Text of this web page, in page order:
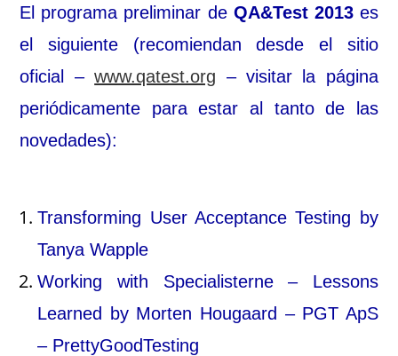
El programa preliminar de QA&Test 2013es
el siguiente (recomiendan desde el sitio
oficial –www.qatest.org – visitar la página
periódicamente para estar al tanto de las
novedades):
Transforming User Acceptance Testing by
Tanya Wapple
Working with Specialisterne – Lessons
Learned by Morten Hougaard – PGT ApS
– PrettyGoodTesting